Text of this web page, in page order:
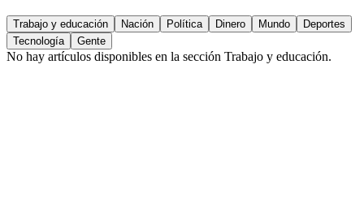
Trabajo y educación Nación Política Dinero Mundo
Deportes
Tecnología
Gente
No hay artículos disponibles en la sección Trabajo y educación.